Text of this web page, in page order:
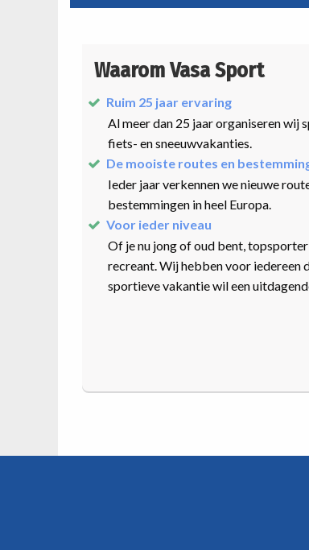
Waarom Vasa Sport
Ruim 25 jaar ervaring
Al meer dan 25 jaar organiseren wij
fiets- en sneeuwvakanties.
De mooiste routes en
Ieder jaar verkennen we nieuwe
bestemmingen in heel Europa.
Voor ieder niveau
Of je nu jong of oud bent,
recreant. Wij hebben voor iedereen
sportieve vakantie wil een